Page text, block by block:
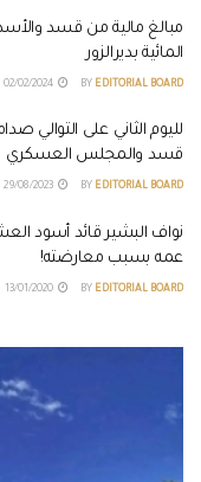
مبالغ مالية من قسد
المائية بديرالزور
BY EDITORIAL BOARD
لليوم الثاني على التوالي
قسد والمجلس العسكري
BY EDITORIAL BOARD
نواف البشير قائد أسود
عمه بسبب معارضته!
BY EDITORIAL BOARD